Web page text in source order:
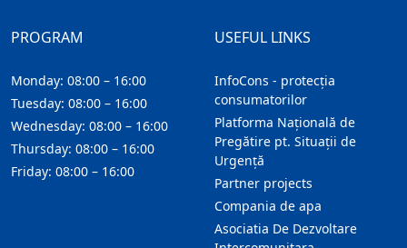
USEFUL LINKS
InfoCons - protecția
consumatorilor
Platforma Națională de
Pregătire pt. Situații de
Urgență
Partner projects
Compania de apa
Asociatia De Dezvoltare
PROGRAM
Monday: 08:00 – 16:00
Tuesday: 08:00 – 16:00
Wednesday: 08:00 – 16:00
Thursday: 08:00 – 16:00
Friday: 08:00 – 16:00